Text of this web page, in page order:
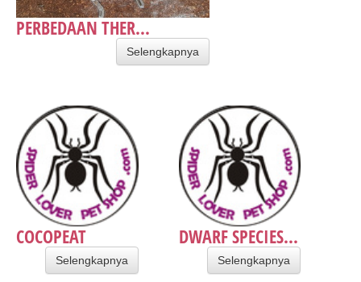
PERBEDAAN THER...
Selengkapnya
COCOPEAT
Selengkapnya
DWARF SPECIES...
Selengkapnya